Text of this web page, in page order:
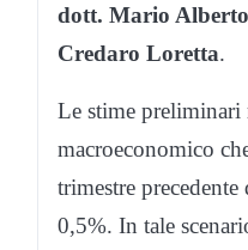
dott. Mario Alberto
Credaro Loretta.
Le stime preliminari
macroeconomico
trimestre
0,5%. In tale